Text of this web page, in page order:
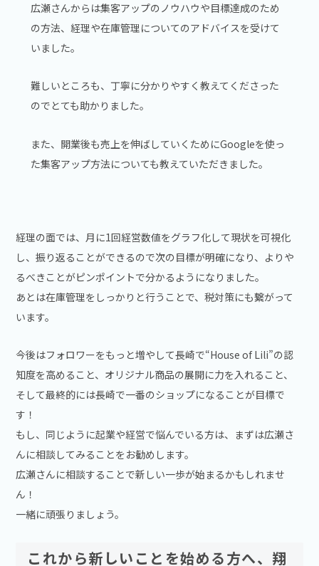
広瀬さんからは集客アップのノウハウや目標達成のため
の方法、経理や在庫管理についてのアドバイスを受けて
いました。
難しいところも、丁寧に分かりやすく教えてくださった
のでとても助かりました。
また、開業後も売上を伸ばしていくためにGoogleを使っ
た集客アップ方法についても教えていただきました。
経理の面では、月に1回経営数値をグラフ化して現状を可視化
し、振り返ることができるので次の目標が明確になり、よりや
るべきことがピンポイントで分かるようになりました。
あとは在庫管理をしっかりと行うことで、税対策にも繋がって
います。
今後はフォロワーをもっと増やして長崎で“House of Lili”の認
知度を高めること、オリジナル商品の展開に力を入れること、
そして最終的には長崎で一番のショップになることが目標で
す！
もし、同じように起業や経営で悩んでいる方は、まずは広瀬さ
んに相談してみることをお勧めします。
広瀬さんに相談することで新しい一歩が始まるかもしれませ
ん！
一緒に頑張りましょう。
これから新しいことを始める方へ、翔